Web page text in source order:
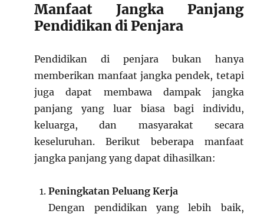
Manfaat Jangka Panjang
Pendidikan di Penjara
Pendidikan di penjara bukan hanya
memberikan manfaat jangka pendek, tetapi
juga dapat membawa dampak jangka
panjang yang luar biasa bagi individu,
keluarga, dan masyarakat secara
keseluruhan. Berikut beberapa manfaat
jangka panjang yang dapat dihasilkan:
Peningkatan Peluang Kerja
Dengan pendidikan yang lebih baik,